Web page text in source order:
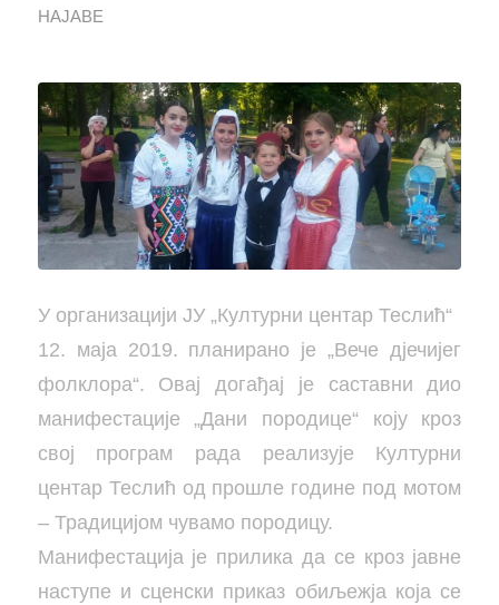
НАЈАВЕ
У организацији ЈУ „Културни центар Теслић“
12. маја 2019. планирано је „Вече дјечијег
фолклора“. Овај догађај је саставни дио
манифестације „Дани породице“ коју кроз
свој програм рада реализује Културни
центар Теслић од прошле године под мотом
– Традицијом чувамо породицу.
Манифестација је прилика да се кроз јавне
наступе и сценски приказ обиљежја која се